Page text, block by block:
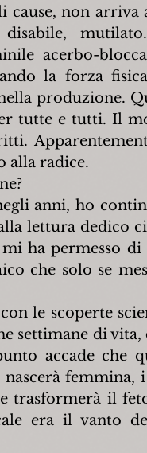
cause, non
acerbo-
la forza
produzione.
tutte e tutti. Il
alla radice.
anni, ho
lettura dedico
ha permesso di
che solo se
le scoperte
settimane di
accade che
femmina,
trasformerà il
era il vanto